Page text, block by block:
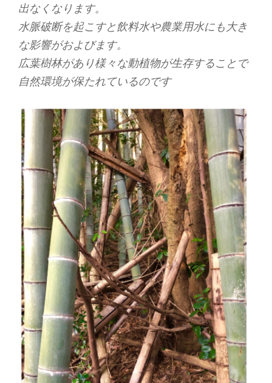
出なくなります。
水脈破断を起こすと飲料水や農業用水にも大き
な影響がおよびます。
広葉樹林があり様々な動植物が生存することで
自然環境が保たれているのです